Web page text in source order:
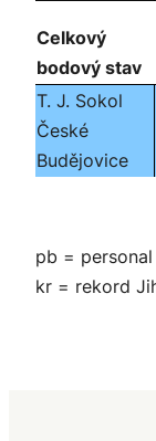
Celkový
bodový stav
T. J. Sokol
České
Budějovice
pb =
kr = rekord